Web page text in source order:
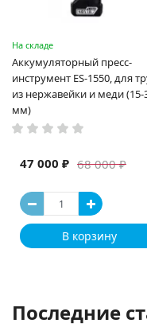
На складе
Аккумуляторный пресс-
инструмент ES-1550, для
из нержавейки и меди (15-
мм)
68 000 ₽
47 000 ₽
В корзину
Последние